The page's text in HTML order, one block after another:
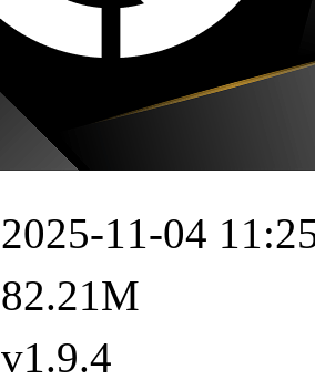
2025-11-04
82.21M
v1.9.4